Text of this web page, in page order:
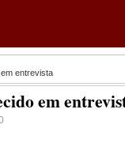
entrevista
em